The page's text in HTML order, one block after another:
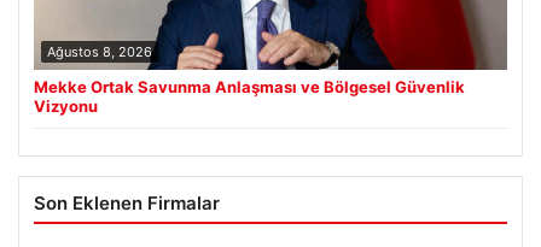
Ağustos 8, 2026
Mekke Ortak Savunma Anlaşması ve Bölgesel Güvenlik
Vizyonu
Son Eklenen Firmalar